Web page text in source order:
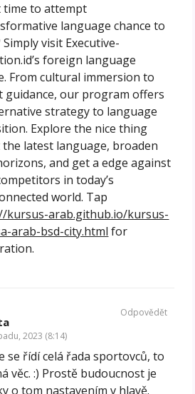
time to attempt
language chance to
Simply visit Executive-
foreign language
From cultural immersion to
guidance, our program offers
strategy to language
Explore the nice thing
latest language, broaden
and get a edge against
in today’s
world. Tap
kursus-arab.github.io/kursus-
arab-bsd-city.html for
2023 (8:14)
se řídí celá řada sportovců, to
věc. :) Prostě budoucnost je
o tom nastavením v hlavě.
Odpovědět